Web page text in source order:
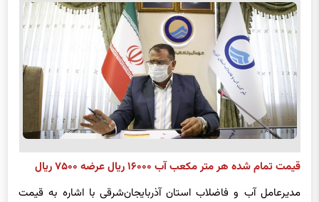
قیمت تمام شده هر متر مکعب آب ۱۶۰۰۰ ریال عرضه ۷۵۰۰ ریال
مدیرعامل آب و فاضلاب استان آذربایجان‌شرقی با اشاره به قیمت